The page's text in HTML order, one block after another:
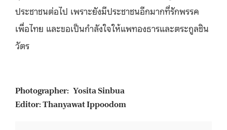
ประชาชนต่อไป เพราะยังมีประชาชนอีกมากที่รักพรรค
เพื่อไทย และขอเป็นกำลังใจให้แพทองธารและตระกูลชิน
วัตร
Photographer: Yosita Sinbua
Editor: Thanyawat Ippoodom